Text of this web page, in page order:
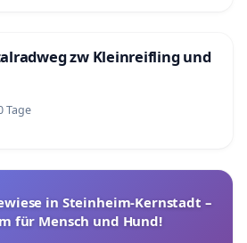
zw Kleinreifling und
Tage
in Steinheim-Kernstadt –
für Mensch und Hund!